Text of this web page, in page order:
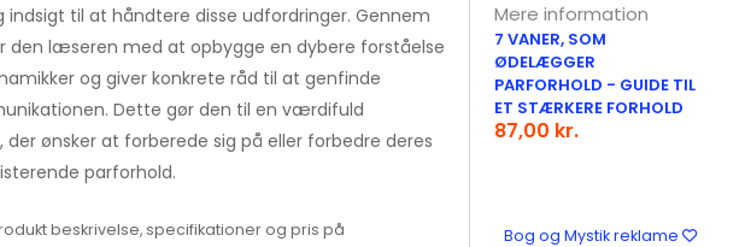
til at håndtere disse udfordringer. Gennem
den læseren med at opbygge en dybere forståelse
og giver konkrete råd til at genfinde
Dette gør den til en værdifuld
der ønsker at forberede sig på eller forbedre deres
parforhold.
beskrivelse, specifikationer og pris på
Mere information
7 VANER, SOM
ØDELÆGGER
PARFORHOLD - GUIDE TIL
ET STÆRKERE FORHOLD
87,00 kr.
Bog og Mystik reklame